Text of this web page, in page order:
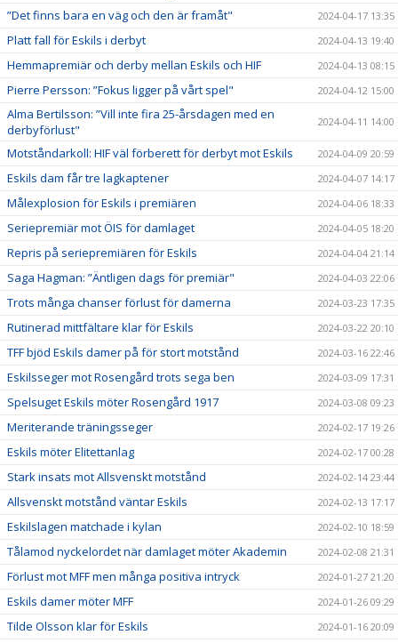
”Det finns bara en väg och den är framåt" 2024-04-17 13:35
Platt fall för Eskils i derbyt 2024-04-13 19:40
Hemmapremiär och derby mellan Eskils och HIF 2024-04-13 08:15
Pierre Persson: ”Fokus ligger på vårt spel" 2024-04-12 15:00
Alma Bertilsson: ”Vill inte fira 25-årsdagen med en
derbyförlust"
2024-04-11 14:00
Motståndarkoll: HIF väl förberett för derbyt mot Eskils 2024-04-09 20:59
Eskils dam får tre lagkaptener 2024-04-07 14:17
Målexplosion för Eskils i premiären 2024-04-06 18:33
Seriepremiär mot ÖIS för damlaget 2024-04-05 18:20
Repris på seriepremiären för Eskils 2024-04-04 21:14
Saga Hagman: ”Äntligen dags för premiär" 2024-04-03 22:06
Trots många chanser förlust för damerna 2024-03-23 17:35
Rutinerad mittfältare klar för Eskils 2024-03-22 20:10
TFF bjöd Eskils damer på för stort motstånd 2024-03-16 22:46
Eskilsseger mot Rosengård trots sega ben 2024-03-09 17:31
Spelsuget Eskils möter Rosengård 1917 2024-03-08 09:23
Meriterande träningsseger 2024-02-17 19:26
Eskils möter Elitettanlag 2024-02-17 00:28
Stark insats mot Allsvenskt motstånd 2024-02-14 23:44
Allsvenskt motstånd väntar Eskils 2024-02-13 17:17
Eskilslagen matchade i kylan 2024-02-10 18:59
Tålamod nyckelordet när damlaget möter Akademin 2024-02-08 21:31
Förlust mot MFF men många positiva intryck 2024-01-27 21:20
Eskils damer möter MFF 2024-01-26 09:29
Tilde Olsson klar för Eskils 2024-01-16 20:09